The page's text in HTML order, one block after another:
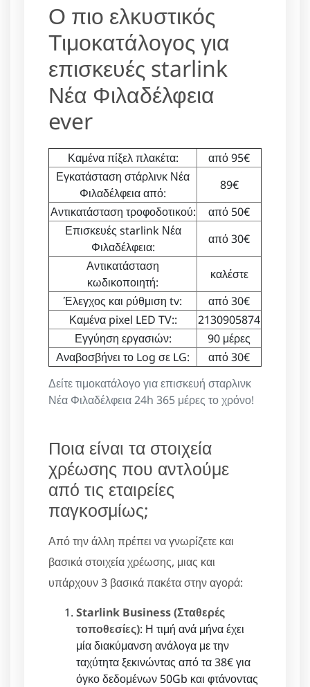
Ο πιο ελκυστικός
Τιμοκατάλογος για
επισκευές starlink
Νέα Φιλαδέλφεια
ever
Δείτε τιμοκατάλογο για επισκευή σταρλινκ
Νέα Φιλαδέλφεια 24h 365 μέρες το χρόνο!
Καμένα πίξελ πλακέτα:
από 95€
Εγκατάσταση στάρλινκ Νέα
Φιλαδέλφεια από:
89€
Αντικατάσταση τροφοδοτικού:
από 50€
Επισκευές starlink Νέα
Φιλαδέλφεια:
από 30€
Αντικατάσταση
κωδικοποιητή:
καλέστε
Έλεγχος και ρύθμιση tv:
από 30€
Καμένα pixel LED TV::
2130905874
Εγγύηση εργασιών:
90 μέρες
Αναβοσβήνει το Log σε LG:
από 30€
Ποια είναι τα στοιχεία
χρέωσης που αντλούμε
από τις εταιρείες
παγκοσμίως;
Από την άλλη πρέπει να γνωρίζετε και
βασικά στοιχεία χρέωσης, μιας και
υπάρχουν 3 βασικά πακέτα στην αγορά:
Starlink Business (Σταθερές
τοποθεσίες): Η τιμή ανά μήνα έχει
μία διακύμανση ανάλογα με την
ταχύτητα ξεκινώντας από τα 38€ για
όγκο δεδομένων 50Gb και φτάνοντας